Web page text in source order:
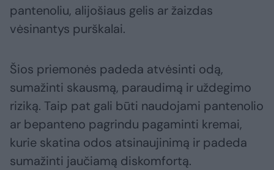
pantenoliu, alijošiaus gelis ar žaizdas
vėsinantys purškalai.
Šios priemonės padeda atvėsinti odą,
sumažinti skausmą, paraudimą ir uždegimo
riziką. Taip pat gali būti naudojami pantenolio
ar bepanteno pagrindu pagaminti kremai,
kurie skatina odos atsinaujinimą ir padeda
sumažinti jaučiamą diskomfortą.